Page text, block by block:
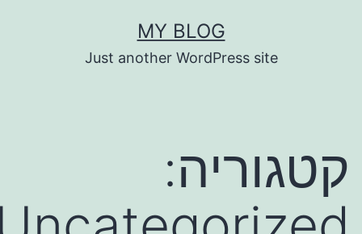
MY BLOG
Just another WordPress site
קטגוריה: